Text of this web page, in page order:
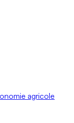
agricole